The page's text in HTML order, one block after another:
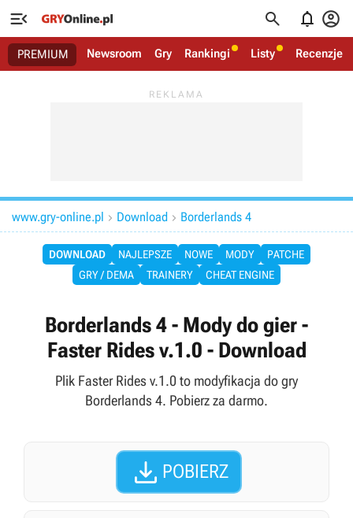
   
PREMIUM Newsroom Gry Rankingi Listy Recenzje
www.gry-online.pl  Download  Borderlands 4
DOWNLOAD NAJLEPSZE NOWE MODY
PATCHE
GRY / DEMA
TRAINERY CHEAT ENGINE
Borderlands 4 - Mody do gier -
Faster Rides v.1.0 - Download
Plik Faster Rides v.1.0 to modyfikacja do gry
Borderlands 4. Pobierz za darmo.
 POBIERZ